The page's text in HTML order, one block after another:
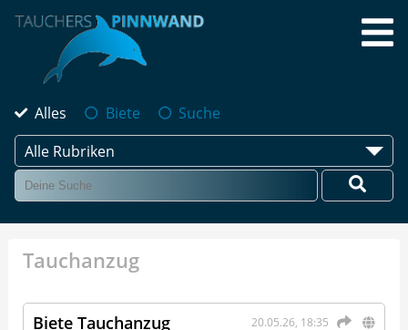
Alles Biete
Suche
Alle Rubriken
Tauchanzug
20.05.26, 18:35
Biete Tauchanzug